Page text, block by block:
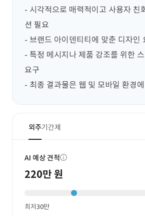
- 시각적으로 매력적이고 사용자 친
션 필요
- 브랜드 아이덴티티에 맞춘 디자인
- 특정 메시지나 제품 강조를 위한
요구
- 최종 결과물은 웹 및 모바일 환경
외주기간제
AI 예상 견적
220만 원
최저30만